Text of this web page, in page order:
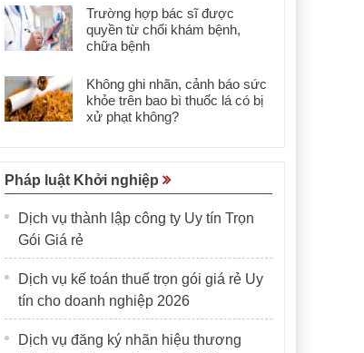
Trường hợp bác sĩ được
quyền từ chối khám bệnh,
chữa bệnh
Không ghi nhãn, cảnh báo sức
khỏe trên bao bì thuốc lá có bị
xử phạt không?
Pháp luật Khởi nghiệp
Dịch vụ thành lập công ty Uy tín Trọn
Gói Giá rẻ
Dịch vụ kế toán thuế trọn gói giá rẻ Uy
tín cho doanh nghiệp 2026
Dịch vụ đăng ký nhãn hiệu thương